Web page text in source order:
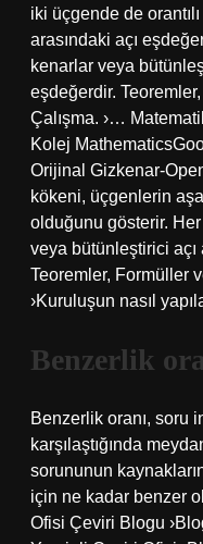
iki üçgende de
arasındaki açı
kenarlar veya
eşdeğerdir.
Çalışma. ›…
Kolej
Orijinal Gizkenar-
kökeni, üçgenlerin
olduğunu gösterir.
veya bütünleştirici açı
Teoremler, Formüller
›Kuruluşun nasıl
Benzerlik
Benzerlik oranı, soru
karşılaştığında
sorununun
için ne kadar benzer
Ofisi Çeviri Blogu